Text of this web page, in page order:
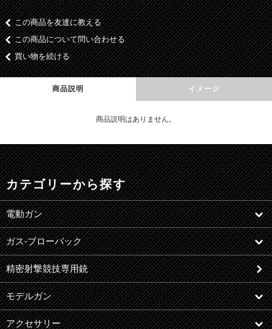
この商品を友達に教える
この商品について問い合わせる
買い物を続ける
商品説明 イメージ
商品説明はありません。
カテゴリーから探す
電動ガン
ガス-ブローバック
精密射撃競技専用銃
モデルガン
アクセサリー